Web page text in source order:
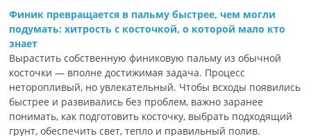
Финик превращается в пальму быстрее, чем могли
подумать: хитрость с косточкой, о которой мало кто
знает
Вырастить собственную финиковую пальму из обычной
косточки — вполне достижимая задача. Процесс
неторопливый, но увлекательный. Чтобы всходы появились
быстрее и развивались без проблем, важно заранее
понимать, как подготовить косточку, выбрать подходящий
грунт, обеспечить свет, тепло и правильный полив.